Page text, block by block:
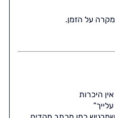
על הזמן.
היכרות